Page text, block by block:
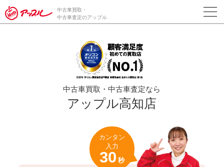
/*ABテスト_新規査定フォームの為のCVボタン*/
中古車買取・
中古車査定のアップル
中古車買取・中古車査定なら
アップル高知店
カンタン
入力
30 秒